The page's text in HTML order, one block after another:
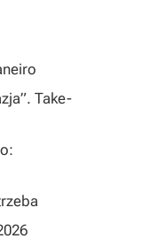
Take-